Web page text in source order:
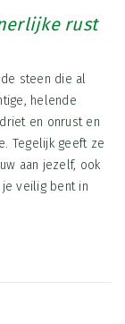
rust
steen die al
helende
en onrust en
Tegelijk geeft ze
aan jezelf, ook
veilig bent in